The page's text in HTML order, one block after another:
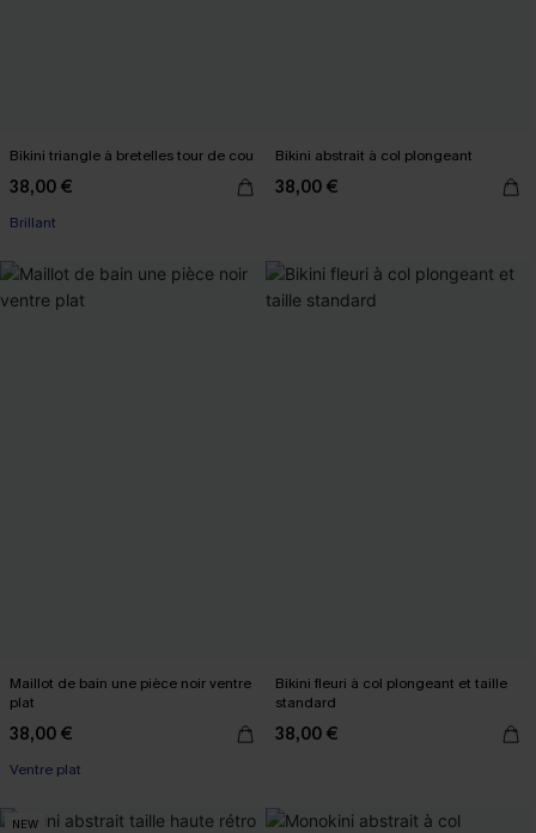
Bikini triangle à bretelles tour de cou
38,00 €
Brillant
Bikini abstrait à col plongeant
38,00 €
Maillot de bain une pièce noir ventre
plat
38,00 €
Ventre plat
Bikini fleuri à col plongeant et taille
standard
38,00 €
NEW